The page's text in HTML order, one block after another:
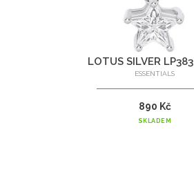
LOTUS SILVER
ESSENTIALS
890 Kč
SKLADEM